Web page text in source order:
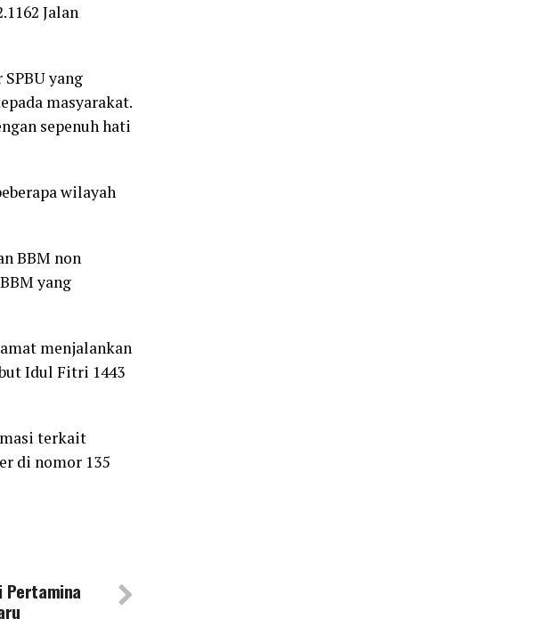
Jalan
yang
masyarakat.
sepenuh hati
wilayah
BBM non
yang
menjalankan
Idul Fitri 1443
terkait
di nomor 135
Pertamina